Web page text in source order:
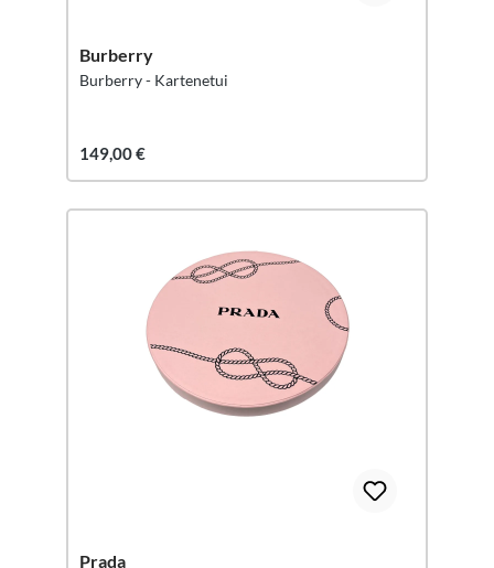
Burberry
Burberry - Kartenetui
149,00 €
Prada